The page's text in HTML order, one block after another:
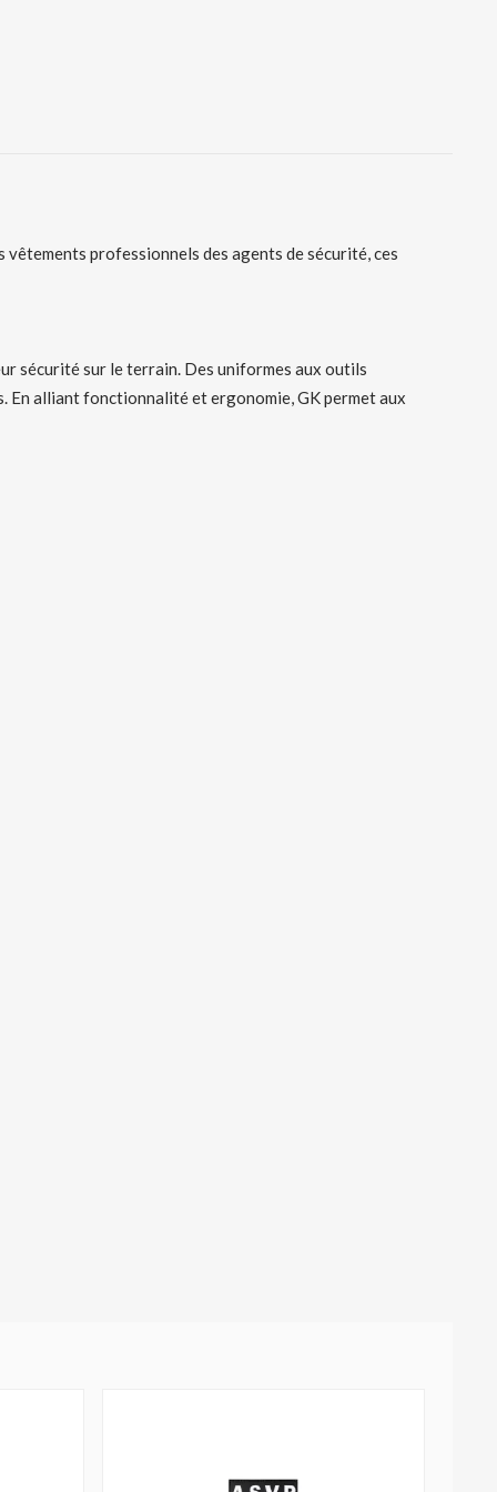
professionnels des agents de sécurité, ces
sécurité sur le terrain. Des uniformes aux outils
En alliant fonctionnalité et ergonomie, GK permet aux